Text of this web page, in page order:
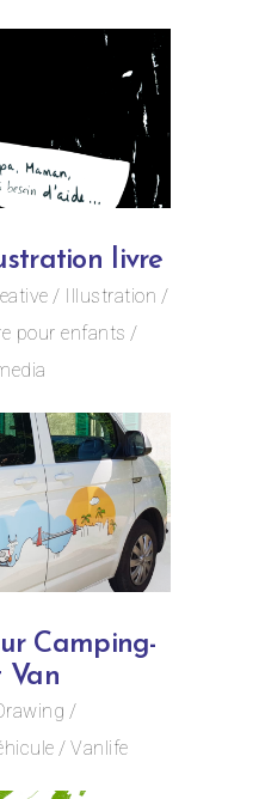
livre
Illustration
pour enfants
Camping-
Van
Vanlife